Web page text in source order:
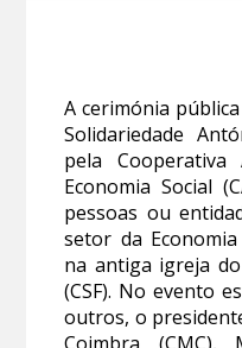
A cerimónia
Solidariedade
pela
Economia Social
pessoas ou
setor da
na antiga igreja
(CSF). No evento
outros, o